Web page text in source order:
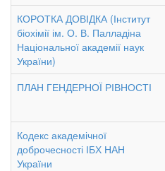
КОРОТКА ДОВІДКА (Інститут
біохімії ім. О. В. Палладіна
Національної академії наук
України)
ПЛАН ГЕНДЕРНОЇ РІВНОСТІ
Кодекс академічної
доброчесності ІБХ НАН
України